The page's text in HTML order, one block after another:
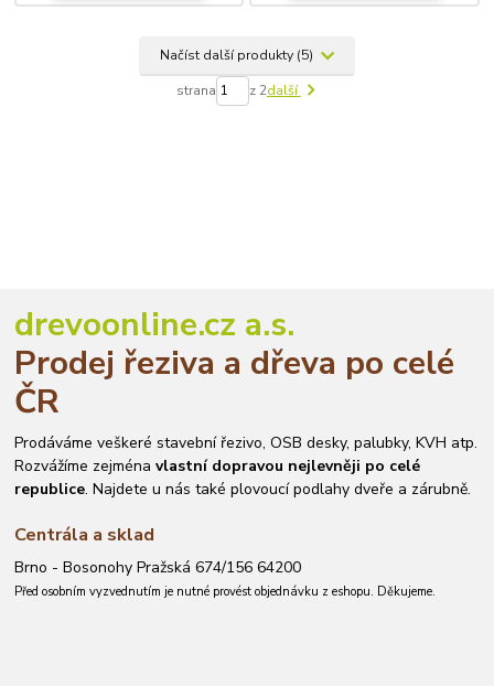
Načíst další produkty (5)
strana z 2další
drevoonline.cz a.s.
Prodej řeziva a dřeva po celé
ČR
Prodáváme veškeré stavební řezivo, OSB desky, palubky, KVH atp.
Rozvážíme zejménavlastní dopravou nejlevněji po celé
republice. Najdete u nás také plovoucí podlahy dveře a zárubně.
Centrála a sklad
Brno - Bosonohy Pražská 674/156 64200
Před osobním vyzvednutím je nutné provést objednávku z eshopu. Děkujeme.